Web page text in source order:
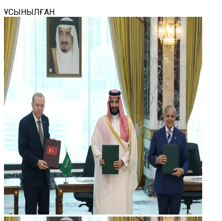
ҰСЫНЫЛҒАН